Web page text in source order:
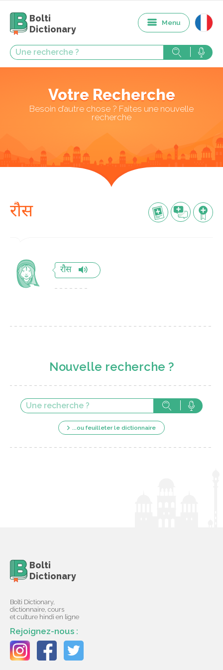
Bolti
Dictionary
Menu
Votre Recherche
Besoin d’autre chose ? Faites une nouvelle
recherche
रौस
रौस
Nouvelle recherche ?
...ou feuilleter le dictionnaire
Bolti
Dictionary
Bolti Dictionary,
dictionnaire, cours
et culture hindi en ligne
Rejoignez-nous :